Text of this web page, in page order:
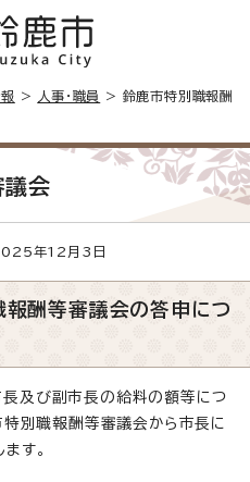
> 人事・職員
> 鈴鹿市特別職報酬
議会
年12月3日
酬等審議会の答申につ
及び副市長の給料の額等につ
別職報酬等審議会から市長に
す。